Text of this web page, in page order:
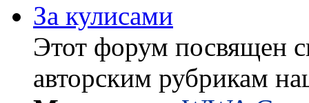
За кулисами
Этот форум посвящен
авторским рубрикам